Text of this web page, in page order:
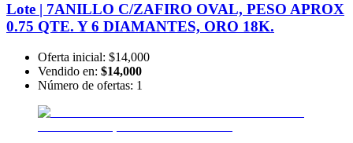
Lote | 7ANILLO C/ZAFIRO OVAL, PESO APROX
0.75 QTE. Y 6 DIAMANTES, ORO 18K.
Oferta inicial: $14,000
Vendido en: $14,000
Número de ofertas: 1